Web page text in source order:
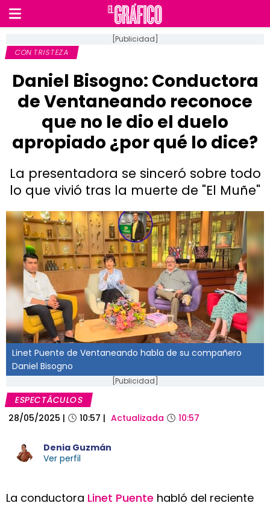
[Publicidad]
CON TRISTEZA
Daniel Bisogno: Conductora
de Ventaneando reconoce
que no le dio el duelo
apropiado ¿por qué lo dice?
La presentadora se sinceró sobre todo
lo que vivió tras la muerte de "El Muñe"
Linet Puente de Ventaneando habla de su compañero
Daniel Bisogno
[Publicidad]
ESPECTÁCULOS
28/05/2025 | 10:57 | Actualizada 10:57
Denia Guzmán
Ver perfil
La conductora Linet Puente habló del reciente